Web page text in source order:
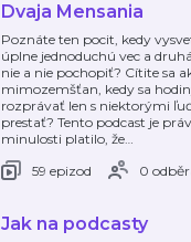
Dvaja Mensania
Poznáte ten pocit, kedy
úplne jednoduchú vec a
nie a nie pochopiť? Cítite sa
mimozemšťan, kedy sa
rozprávať len s niektorými
prestať? Tento podcast je
minulosti platilo, že…
59 epizod
0
Jak na podcasty